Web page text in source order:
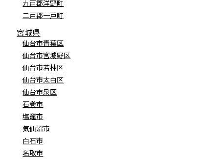
九戸郡洋野町
二戸郡一戸町
宮城県
仙台市青葉区
仙台市宮城野区
仙台市若林区
仙台市太白区
仙台市泉区
石巻市
塩竈市
気仙沼市
白石市
名取市